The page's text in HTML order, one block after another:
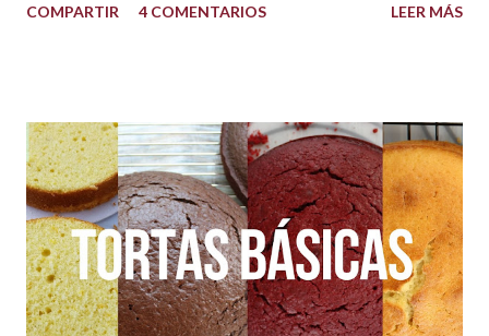
súper fina y también soporta los climas más húmedos. Es
azúcar glass o impalpable 15 ml de CMC o Tylose 25 ml de
agua para hidratar la gelatina 1 sobrecito de gelatina sin
sabor o grenetina o 7 g. 10 g de merengue en polvo + 30 ml
de agua para hidratar. Nota: Si no se consigue se puede usar
1 clara de huevo pasteurizado, pero recomiendo mejor el
merengue en polvo, lo venden en tiendas de insumos
reposteros. 10 ml de glucosa o miel de maíz 15 ml de Crisco
COMPARTIR 4 COMENTARIOS LEER MÁS